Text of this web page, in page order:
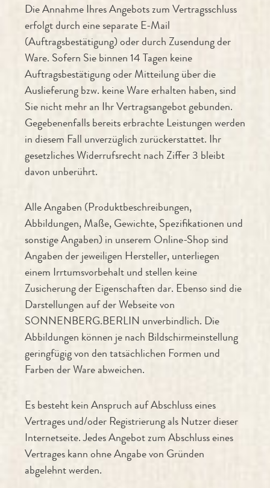
Die Annahme Ihres Angebots zum Vertragsschluss
erfolgt durch eine separate E-Mail
(Auftragsbestätigung) oder durch Zusendung der
Ware. Sofern Sie binnen 14 Tagen keine
Auftragsbestätigung oder Mitteilung über die
Auslieferung bzw. keine Ware erhalten haben, sind
Sie nicht mehr an Ihr Vertragsangebot gebunden.
Gegebenenfalls bereits erbrachte Leistungen werden
in diesem Fall unverzüglich zurückerstattet. Ihr
gesetzliches Widerrufsrecht nach Ziffer 3 bleibt
davon unberührt.
Alle Angaben (Produktbeschreibungen,
Abbildungen, Maße, Gewichte, Spezifikationen und
sonstige Angaben) in unserem Online-Shop sind
Angaben der jeweiligen Hersteller, unterliegen
einem Irrtumsvorbehalt und stellen keine
Zusicherung der Eigenschaften dar. Ebenso sind die
Darstellungen auf der Webseite von
SONNENBERG.BERLIN unverbindlich. Die
Abbildungen können je nach Bildschirmeinstellung
geringfügig von den tatsächlichen Formen und
Farben der Ware abweichen.
Es besteht kein Anspruch auf Abschluss eines
Vertrages und/oder Registrierung als Nutzer dieser
Internetseite. Jedes Angebot zum Abschluss eines
Vertrages kann ohne Angabe von Gründen
abgelehnt werden.